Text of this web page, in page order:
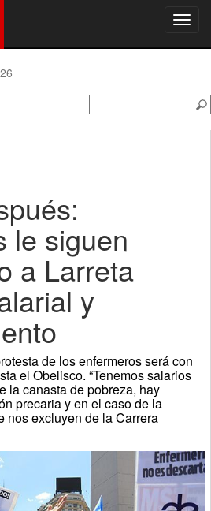
le siguen
a Larreta
y
de los enfermeros será con
el Obelisco. “Tenemos salarios
la canasta de pobreza, hay
precaria y en el caso de la
nos excluyen de la Carrera